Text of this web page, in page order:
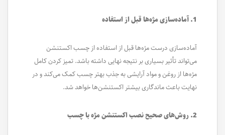
1. آماده‌سازی مژه‌ها قبل از استفاده
آماده‌سازی درست مژه‌ها قبل از استفاده از چسب اکستنشن
می‌تواند تأثیر بسیاری بر نتیجه نهایی داشته باشد. تمیز کردن کامل
مژه‌ها از روغن و مواد آرایشی به جذب بهتر چسب کمک می‌کند و در
نهایت باعث ماندگاری بیشتر اکستنشن‌ها خواهد شد.
2. روش‌های صحیح نصب اکستنشن مژه با چسب